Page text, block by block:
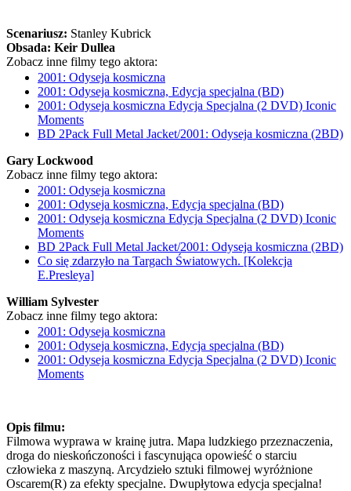
Scenariusz: Stanley Kubrick
Obsada: Keir Dullea
Zobacz inne filmy tego aktora:
2001: Odyseja kosmiczna
2001: Odyseja kosmiczna, Edycja specjalna (BD)
2001: Odyseja kosmiczna Edycja Specjalna (2 DVD) Iconic
Moments
BD 2Pack Full Metal Jacket/2001: Odyseja kosmiczna (2BD)
Gary Lockwood
Zobacz inne filmy tego aktora:
2001: Odyseja kosmiczna
2001: Odyseja kosmiczna, Edycja specjalna (BD)
2001: Odyseja kosmiczna Edycja Specjalna (2 DVD) Iconic
Moments
BD 2Pack Full Metal Jacket/2001: Odyseja kosmiczna (2BD)
Co się zdarzyło na Targach Światowych. [Kolekcja
E.Presleya]
William Sylvester
Zobacz inne filmy tego aktora:
2001: Odyseja kosmiczna
2001: Odyseja kosmiczna, Edycja specjalna (BD)
2001: Odyseja kosmiczna Edycja Specjalna (2 DVD) Iconic
Moments
Opis filmu:
Filmowa wyprawa w krainę jutra. Mapa ludzkiego przeznaczenia,
droga do nieskończoności i fascynująca opowieść o starciu
człowieka z maszyną. Arcydzieło sztuki filmowej wyróżnione
Oscarem(R) za efekty specjalne. Dwupłytowa edycja specjalna!